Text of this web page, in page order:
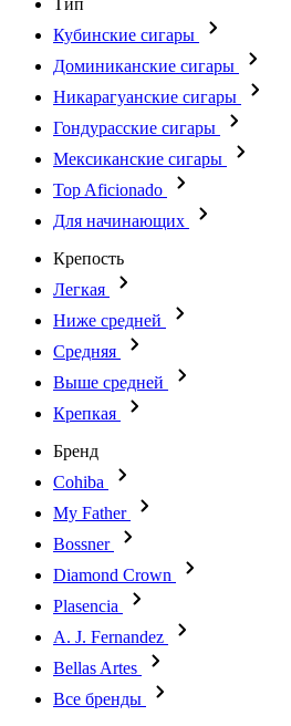
Тип
Кубинские сигары
Доминиканские сигары
Никарагуанские сигары
Гондурасские сигары
Мексиканские сигары
Top Aficionado
Для начинающих
Крепость
Легкая
Ниже средней
Средняя
Выше средней
Крепкая
Бренд
Cohiba
My Father
Bossner
Diamond Crown
Plasencia
A. J. Fernandez
Bellas Artes
Все бренды